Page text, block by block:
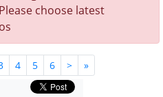
choose latest
4 5 6 > »